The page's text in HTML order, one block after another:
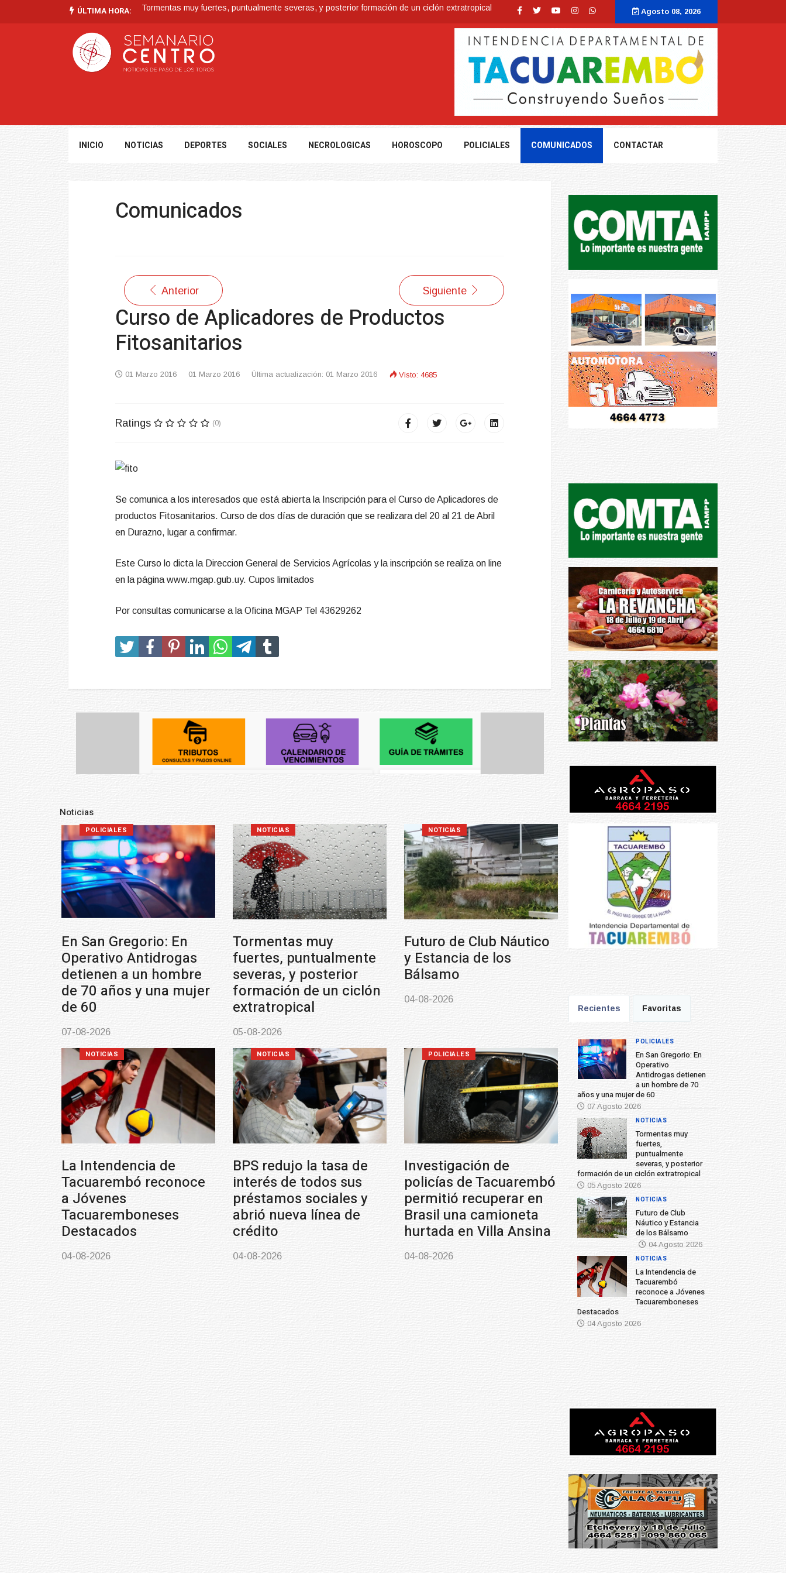
ÚLTIMA HORA:
Tormentas muy fuertes, puntualmente severas, y posterior formación de un ciclón extratropical
La Intendencia de Tacuarembó reconoce a Jóvenes Tacuaremboneses Destacados
BPS redujo la tasa de interés de todos sus préstamos sociales y abrió nueva línea de crédito
En San Gregorio: En Operativo Antidrogas detienen a un hombre de 70 años y una mujer de 60
Agosto 08, 2026
INICIO NOTICIAS DEPORTES SOCIALES NECROLOGICAS HOROSCOPO POLICIALES COMUNICADOS CONTACTAR
Comunicados
Anterior Siguiente
Curso de Aplicadores de Productos
Fitosanitarios
01 Marzo 2016 01 Marzo 2016 Última actualización: 01 Marzo 2016 Visto: 4685
Ratings (0)
Se comunica a los interesados que está abierta la Inscripción para el Curso de Aplicadores de
productos Fitosanitarios. Curso de dos días de duración que se realizara del 20 al 21 de Abril
en Durazno, lugar a confirmar.
Este Curso lo dicta la Direccion General de Servicios Agrícolas y la inscripción se realiza on line
en la página www.mgap.gub.uy. Cupos limitados
Por consultas comunicarse a la Oficina MGAP Tel 43629262
Noticias Next
Recientes Favoritas
En San Gregorio: En
Operativo
Antidrogas detienen
a un hombre de 70
años y una mujer de 60
07 Agosto 2026
POLICIALES
Tormentas muy
fuertes,
puntualmente
severas, y posterior
formación de un ciclón extratropical
05 Agosto 2026
NOTICIAS
Futuro de Club
Náutico y Estancia
de los Bálsamo
04 Agosto 2026
NOTICIAS
La Intendencia de
Tacuarembó
reconoce a Jóvenes
Tacuaremboneses
Destacados
04 Agosto 2026
NOTICIAS